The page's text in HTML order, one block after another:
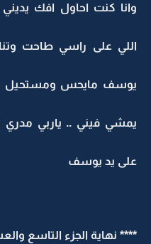
وانا كنت احاول افك
اللي على راسي طاحت
يوسف مايحس
يمشي فيني .. ياربي مدري
على يد يوسف
**** نهاية الجزء التاسع